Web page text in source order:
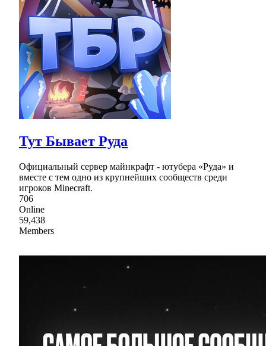
Тут Бывает Руда
Официальный сервер майнкрафт - ютубера «Руда» и
вместе с тем одно из крупнейших сообществ среди
игроков Minecraft.
706
Online
59,438
Members